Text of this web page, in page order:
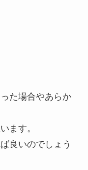
た場合やあらか
ます。
良いのでしょう